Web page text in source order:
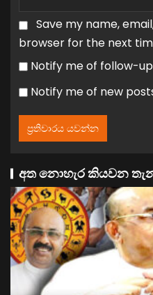
Save my name,
browser for the next
Notify me of follow-
Notify me of new
අත නොහැර කියවන